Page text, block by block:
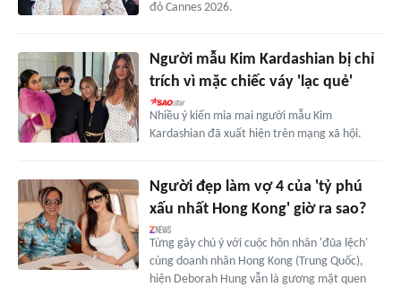
đỏ Cannes 2026.
Người mẫu Kim Kardashian bị chỉ
trích vì mặc chiếc váy 'lạc quẻ'
Nhiều ý kiến mỉa mai người mẫu Kim
Kardashian đã xuất hiện trên mạng xã hội.
Người đẹp làm vợ 4 của 'tỷ phú
xấu nhất Hong Kong' giờ ra sao?
Từng gây chú ý với cuộc hôn nhân 'đũa lệch'
cùng doanh nhân Hong Kong (Trung Quốc),
hiện Deborah Hung vẫn là gương mặt quen